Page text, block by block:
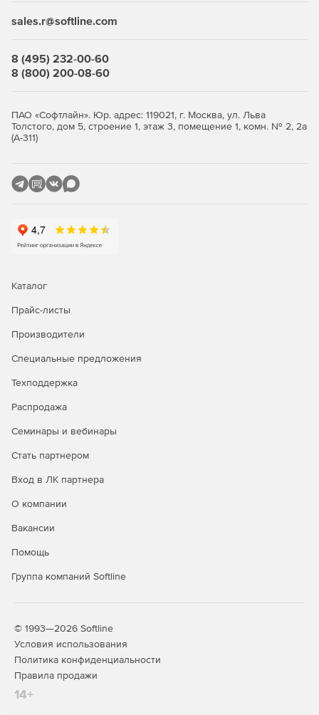
sales.r@softline.com
8 (495) 232-00-60
8 (800) 200-08-60
ПАО «Софтлайн». Юр. адрес: 119021, г. Москва, ул. Льва
Толстого, дом 5, строение 1, этаж 3, помещение 1, комн. № 2, 2а
(А-311)
Каталог
Прайс-листы
Производители
Специальные предложения
Техподдержка
Распродажа
Семинары и вебинары
Стать партнером
Вход в ЛК партнера
О компании
Вакансии
Помощь
Группа компаний Softline
© 1993—2026 Softline
Условия использования
Политика конфиденциальности
Правила продажи
14+